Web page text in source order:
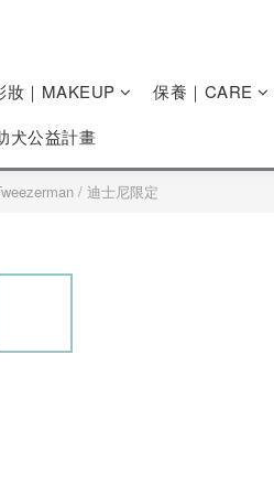
妝｜MAKEUP
保養｜CARE
犬公益計畫
/ 迪士尼限定